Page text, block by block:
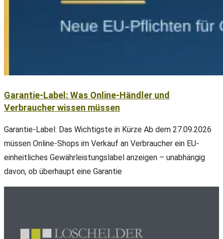
Garantie-Label: Was Online-Händler und
Verbraucher wissen müssen
Garantie-Label: Das Wichtigste in Kürze Ab dem 27.09.2026
müssen Online-Shops im Verkauf an Verbraucher ein EU-
einheitliches Gewährleistungslabel anzeigen – unabhängig
davon, ob überhaupt eine Garantie